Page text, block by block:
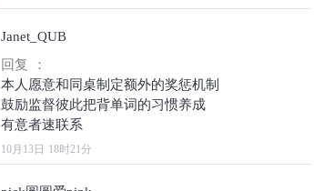
Janet_QUB
回复 ：
本人愿意和同桌制定额外的奖惩机制
鼓励监督彼此把背单词的习惯养成
10月13日 18时21分